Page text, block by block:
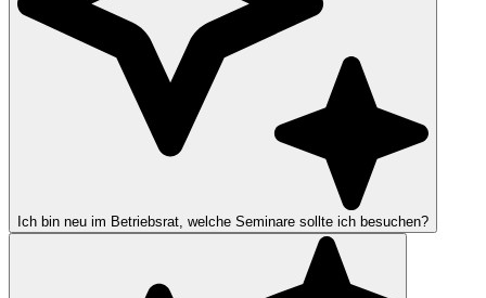
Ich bin neu im Betriebsrat, welche Seminare sollte ich besuchen?